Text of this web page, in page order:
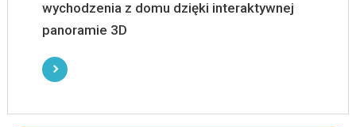
wychodzenia z domu dzięki interaktywnej
panoramie 3D